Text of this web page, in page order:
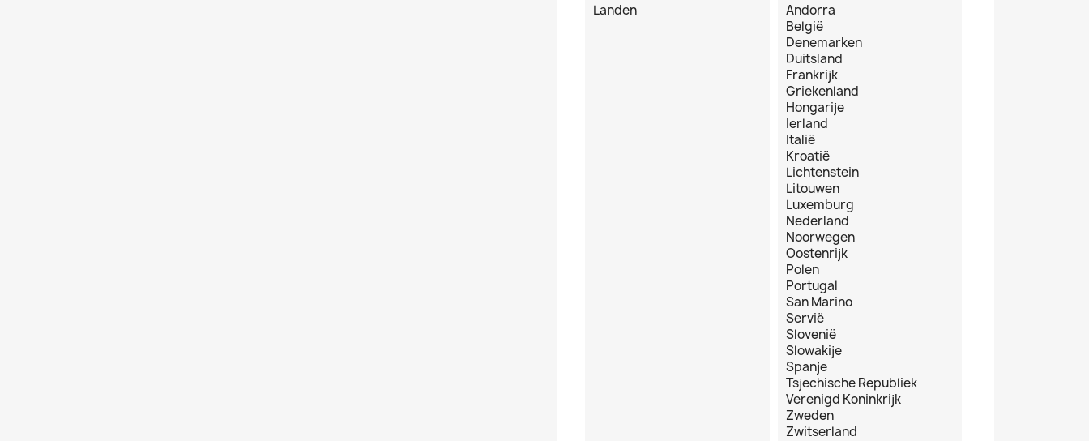
Landen
Andorra
België
Denemarken
Duitsland
Frankrijk
Griekenland
Hongarije
Ierland
Italië
Kroatië
Lichtenstein
Litouwen
Luxemburg
Nederland
Noorwegen
Oostenrijk
Polen
Portugal
San Marino
Servië
Slovenië
Slowakije
Spanje
Tsjechische Republiek
Verenigd Koninkrijk
Zweden
Zwitserland